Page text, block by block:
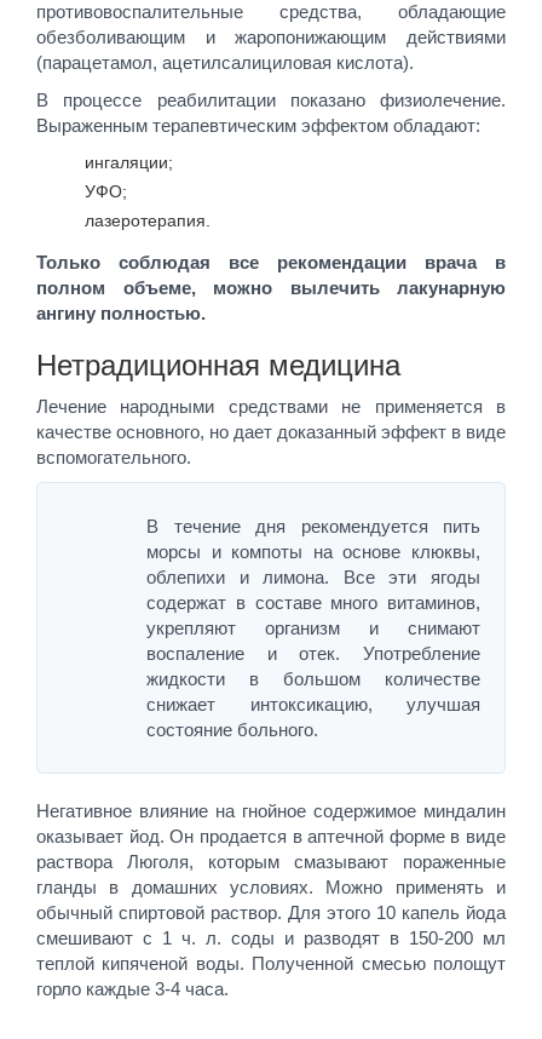
противовоспалительные средства, обладающие
обезболивающим и жаропонижающим действиями
(парацетамол, ацетилсалициловая кислота).
В процессе реабилитации показано физиолечение.
Выраженным терапевтическим эффектом обладают:
ингаляции;
УФО;
лазеротерапия.
Только соблюдая все рекомендации врача в
полном объеме, можно вылечить лакунарную
ангину полностью.
Нетрадиционная медицина
Лечение народными средствами не применяется в
качестве основного, но дает доказанный эффект в виде
вспомогательного.
В течение дня рекомендуется пить
морсы и компоты на основе клюквы,
облепихи и лимона. Все эти ягоды
содержат в составе много витаминов,
укрепляют организм и снимают
воспаление и отек. Употребление
жидкости в большом количестве
снижает интоксикацию, улучшая
состояние больного.
Негативное влияние на гнойное содержимое миндалин
оказывает йод. Он продается в аптечной форме в виде
раствора Люголя, которым смазывают пораженные
гланды в домашних условиях. Можно применять и
обычный спиртовой раствор. Для этого 10 капель йода
смешивают с 1 ч. л. соды и разводят в 150-200 мл
теплой кипяченой воды. Полученной смесью полощут
горло каждые 3-4 часа.